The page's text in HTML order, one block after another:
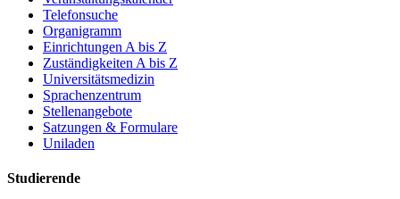
Telefonsuche
Organigramm
Einrichtungen A bis Z
Zuständigkeiten A bis Z
Universitätsmedizin
Sprachenzentrum
Stellenangebote
Satzungen & Formulare
Uniladen
Studierende